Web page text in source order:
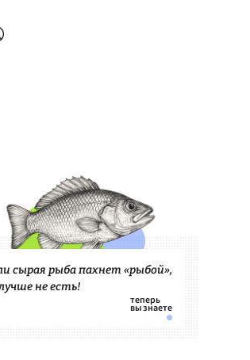
сырая рыба пахнет «рыбой»,
не есть!